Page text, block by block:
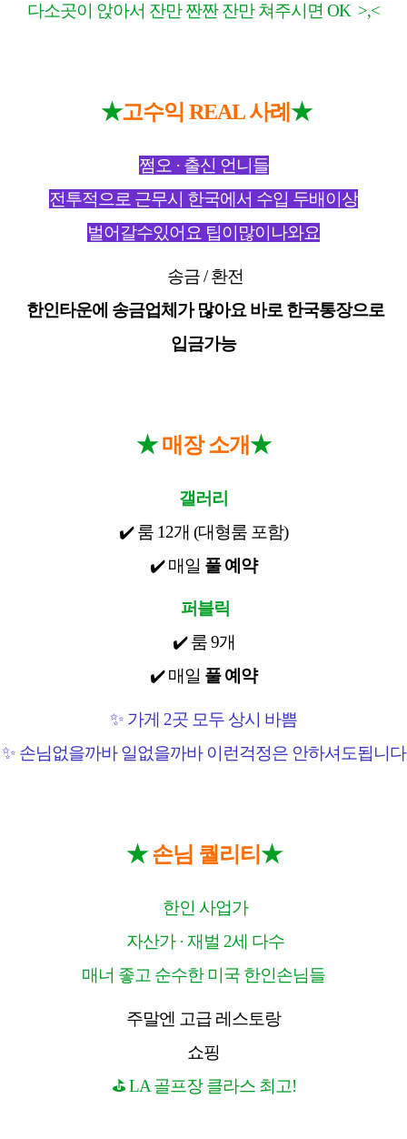
다소곳이 앉아서 잔만 짠짠잔만 쳐주시면 OK >,<
★고수익 REAL사례 ★
쩜오 · 출신 언니들
전투적으로 근무시 한국에서 수입 두배이상
벌어갈수있어요 팁이많이나와요
송금/환전
한인타운에 송금업체가 많아요 바로 한국통장으로
입금가능
★ 매장 소개★
갤러리
✔️ 룸 12개 (대형룸 포함)
✔️ 매일 풀 예약
퍼블릭
✔️ 룸9개
✔️ 매일 풀 예약
✨ 가게 2곳 모두 상시 바쁨
✨ 손님없을까바 일없을까바 이런걱정은 안하셔도됩니다
★ 손님 퀄리티 ★
한인 사업가
자산가·재벌 2세 다수
매너 좋고 순수한 미국 한인손님들
주말엔 고급 레스토랑
쇼핑
⛳LA 골프장 클라스 최고!